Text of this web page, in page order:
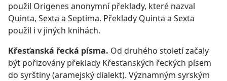
použil Origenes anonymní překlady, které nazval
Quinta, Sexta a Septima. Překlady Quinta a Sexta
použil i v jiných knihách.
Křesťanská řecká písma. Od druhého století začaly
být pořizovány překlady Křesťanských řeckých písem
do syrštiny (aramejský dialekt). Významným syrským